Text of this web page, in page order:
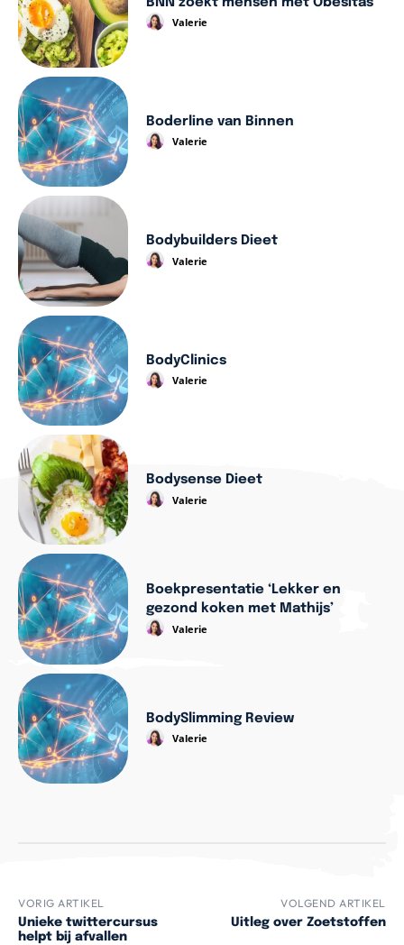
Valerie
Boderline van Binnen
Valerie
Bodybuilders Dieet
Valerie
BodyClinics
Valerie
Bodysense Dieet
Valerie
Boekpresentatie ‘Lekker en
gezond koken met Mathijs’
Valerie
BodySlimming Review
Valerie
VORIG ARTIKEL
Unieke twittercursus
helpt bij afvallen
VOLGEND ARTIKEL
Uitleg over Zoetstoffen